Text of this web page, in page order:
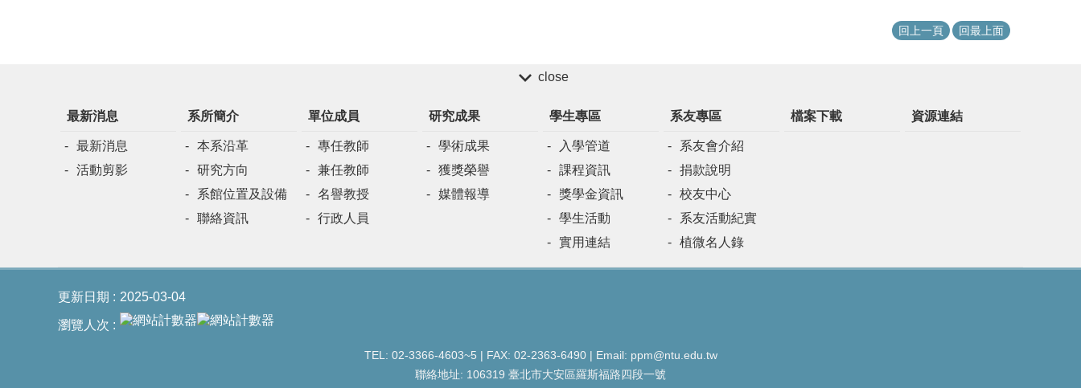
回上一頁 回最上面
close
最新消息
最新消息
活動剪影
系所簡介
本系沿革
研究方向
系館位置及設備
聯絡資訊
單位成員
專任教師
兼任教師
名譽教授
行政人員
研究成果
學術成果
獲獎榮譽
媒體報導
學生專區
入學管道
課程資訊
獎學金資訊
學生活動
實用連結
系友專區
系友會介紹
捐款說明
校友中心
系友活動紀實
植微名人錄
檔案下載 資源連結
更新日期 2025-03-04
瀏覽人次
TEL: 02-3366-4603~5 | FAX: 02-2363-6490 | Email: ppm@ntu.edu.tw
聯絡地址: 106319 臺北市大安區羅斯福路四段一號